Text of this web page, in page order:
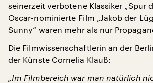
seinerzeit verbotene Klassiker „Spur
Oscar-nominierte Film „Jakob der
Sunny“ waren mehr als nur
Die Filmwissenschaftlerin an der
der Künste Cornelia Klauß:
„Im Filmbereich war man natürlich